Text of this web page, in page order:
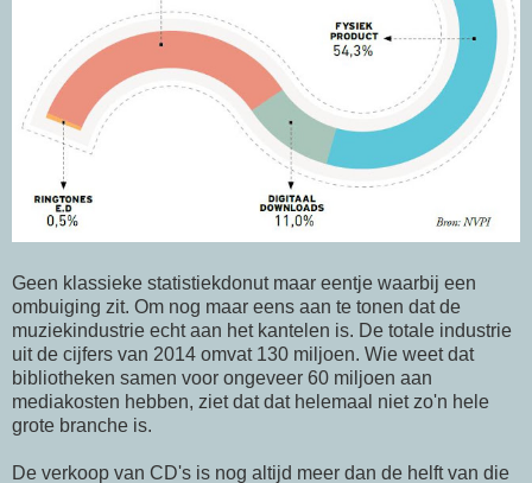
Geen klassieke statistiekdonut maar eentje waarbij een
ombuiging zit. Om nog maar eens aan te tonen dat de
muziekindustrie echt aan het kantelen is. De totale industrie
uit de cijfers van 2014 omvat 130 miljoen. Wie weet dat
bibliotheken samen voor ongeveer 60 miljoen aan
mediakosten hebben, ziet dat dat helemaal niet zo'n hele
grote branche is.
De verkoop van CD's is nog altijd meer dan de helft van die